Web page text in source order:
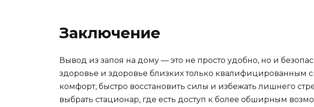
Заключение
Вывод из запоя на дому — это не просто удобно, но и
здоровье и здоровье близких только квалифицированным
комфорт, быстро восстановить силы и избежать лишнего
выбрать стационар, где есть доступ к более обширным